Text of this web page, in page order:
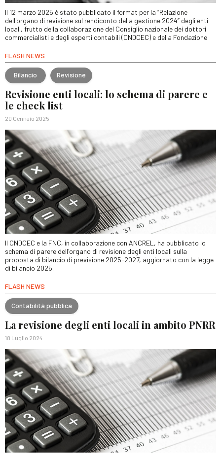
Il 12 marzo 2025 è stato pubblicato il format per la “Relazione
dell'organo di revisione sul rendiconto della gestione 2024” degli enti
locali, frutto della collaborazione del Consiglio nazionale dei dottori
commercialisti e degli esperti contabili (CNDCEC) e della Fondazione
FLASH NEWS
Bilancio Revisione
Revisione enti locali: lo schema di parere e
le check list
20 Gennaio 2025
Il CNDCEC e la FNC, in collaborazione con ANCREL, ha pubblicato lo
schema di parere dell'organo di revisione degli enti locali sulla
proposta di bilancio di previsione 2025-2027, aggiornato con la legge
di bilancio 2025.
FLASH NEWS
Contabilità pubblica
La revisione degli enti locali in ambito PNRR
18 Luglio 2024